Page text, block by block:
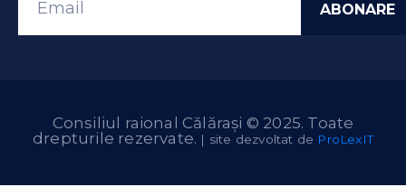
Consiliul raional Călărași © 2025. Toate
drepturile rezervate. | site dezvoltat de ProLexIT